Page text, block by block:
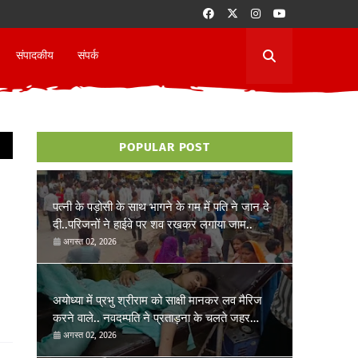
संपादकीय संपर्क
POPULAR POST
पत्नी के पड़ोसी के साथ भागने के गम में पति ने जान दे
दी..परिजनों ने हाईवे पर शव रखकर लगाया जाम..
अगस्त 02, 2026
अयोध्या में प्रभु श्रीराम को साक्षी मानकर लव मैरिज
करने वाले.. नवदम्पति ने प्रताड़ना के चलते जहर
खाकर जान देने की कोशिश की..
अगस्त 02, 2026